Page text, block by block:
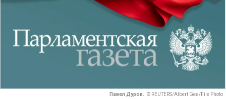
Павел Дуров. © REUTERS/Albert Gea/File Photo